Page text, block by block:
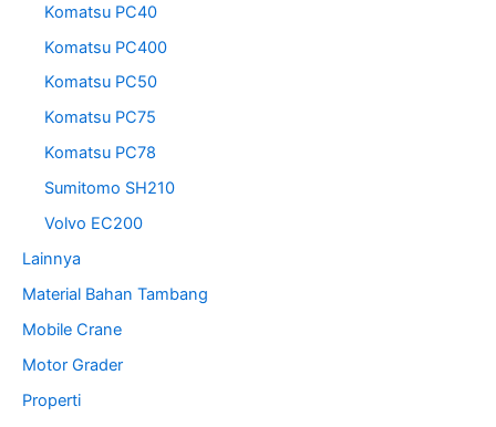
Komatsu PC40
Komatsu PC400
Komatsu PC50
Komatsu PC75
Komatsu PC78
Sumitomo SH210
Volvo EC200
Lainnya
Material Bahan Tambang
Mobile Crane
Motor Grader
Properti